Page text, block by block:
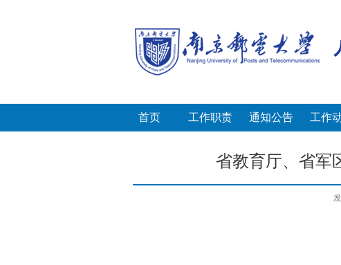
首页 工作职责 通知公告 工作
省教育厅、省军